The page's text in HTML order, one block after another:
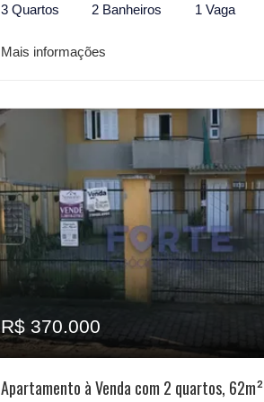
3 Quartos 2 Banheiros 1 Vaga
Mais informações
R$ 370.000
Apartamento à Venda com 2 quartos, 62m²